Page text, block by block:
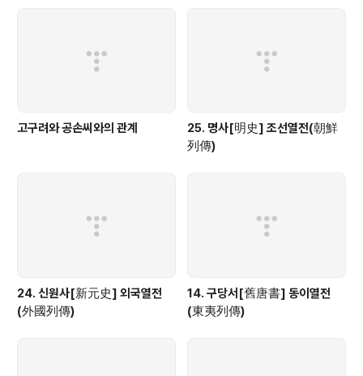
고구려와 공손씨와의 관계
25. 명사[明史] 조선열전(朝鮮
列傳)
24. 신원사[新元史] 외국열전
(外國列傳)
14. 구당서[舊唐書] 동이열전
(東夷列傳)